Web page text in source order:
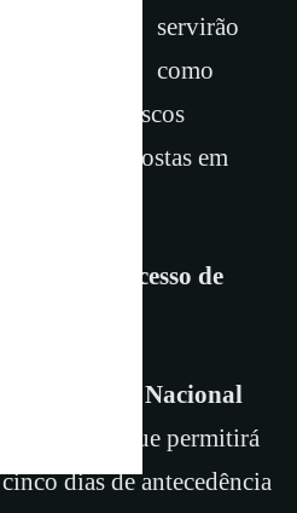
servirão
como
de riscos
das respostas em
de Excesso de
Painel Nacional
, ferramenta que permitirá
dias de antecedência